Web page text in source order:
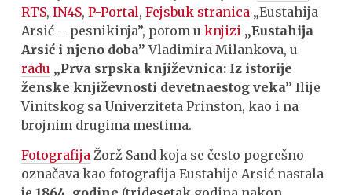
RTS,IN4S,P-Portal,Fejsbuk stranica „Eustahija
Arsić – pesnikinja”, potom uknjizi „Eustahija
Arsić i njeno doba”Vladimira Milankova, u
radu „Prva srpska književnica: Iz istorije
ženske književnosti devetnaestog veka” Ilije
Vinitskog sa Univerziteta Prinston, kao i na
brojnim drugima mestima.
Fotografija Žorž Sand koja se često pogrešno
označava kao fotografija Eustahije Arsić nastala